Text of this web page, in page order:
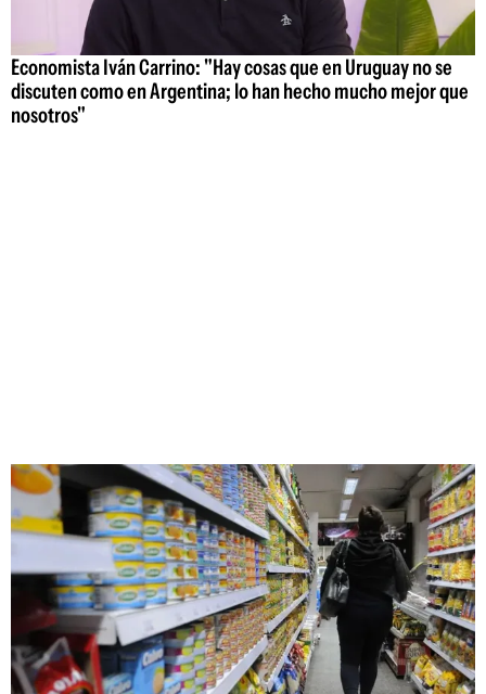
Economista Iván Carrino: "Hay cosas que en Uruguay no se
discuten como en Argentina; lo han hecho mucho mejor que
nosotros"